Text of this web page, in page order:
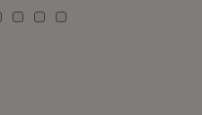
0
Kachel: 3
Zu Kachel: 6
Zu Kachel: 9
Zu Kachel: 12